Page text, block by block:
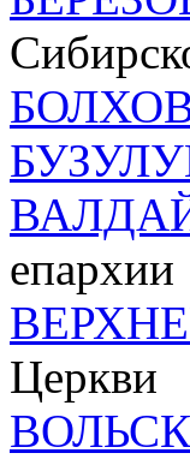
епархии
Церкви